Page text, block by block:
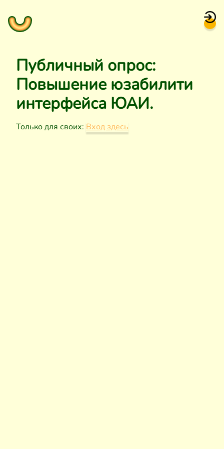
Публичный опрос:
Повышение юзабилити
интерфейса ЮАИ.
Только для своих: Вход здесь